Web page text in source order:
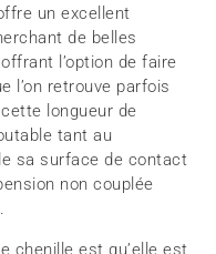
un excellent
de belles
l’option de faire
l’on retrouve parfois
longueur de
tant au
sa surface de contact
non couplée
chenille est qu’elle est